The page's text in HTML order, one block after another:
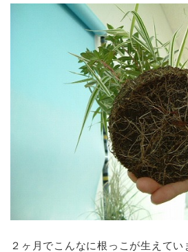
２ヶ月でこんなに根っこが生えて